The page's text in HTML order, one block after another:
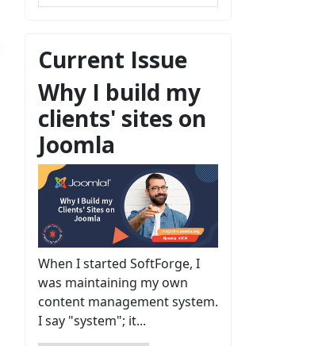
Current Issue
Why I build my
clients' sites on
Joomla
When I started SoftForge, I
was maintaining my own
content management system.
I say "system"; it...